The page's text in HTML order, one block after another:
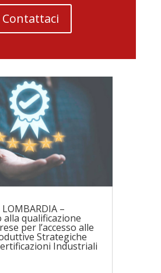
Contattaci
LOMBARDIA –
alla qualificazione
per l’accesso alle
Strategiche
Industriali